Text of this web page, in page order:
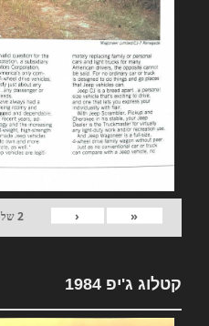
«
‹
2של
קטלוג ג'יפ 1984